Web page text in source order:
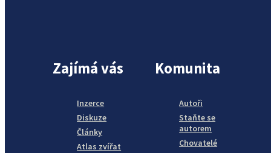
Zajímá vás
Inzerce
Diskuze
Články
Atlas zvířat
Komunita
Autoři
Staňte se
autorem
Chovatelé